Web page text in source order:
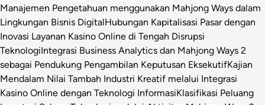
Manajemen Pengetahuan menggunakan Mahjong Ways dalam
Lingkungan Bisnis DigitalHubungan Kapitalisasi Pasar dengan
Inovasi Layanan Kasino Online di Tengah Disrupsi
TeknologiIntegrasi Business Analytics dan Mahjong Ways 2
sebagai Pendukung Pengambilan Keputusan EksekutifKajian
Mendalam Nilai Tambah Industri Kreatif melalui Integrasi
Kasino Online dengan Teknologi InformasiKlasifikasi Peluang